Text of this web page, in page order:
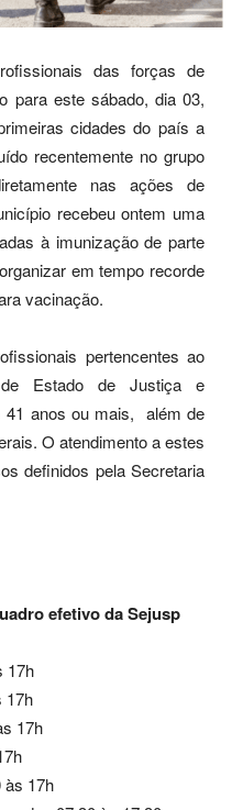
das forças de
para este sábado, dia 03,
cidades do país a
recentemente no grupo
nas ações de
recebeu ontem uma
à imunização de parte
em tempo recorde
vacinação.
pertencentes ao
Estado de Justiça e
41 anos ou mais, além de
O atendimento a estes
definidos pela Secretaria
efetivo da Sejusp
17h
17h
17h
às 17h